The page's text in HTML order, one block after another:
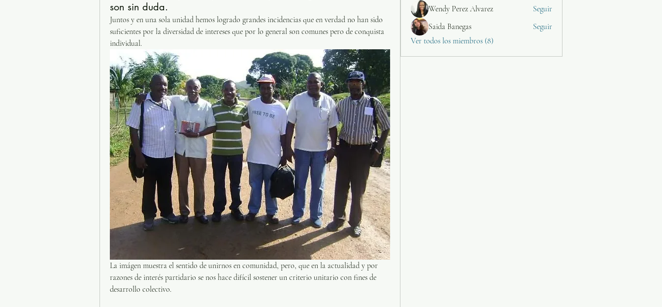
son sin duda.
Juntos y en una sola unidad hemos logrado grandes incidencias que en verdad no han sido
suficientes por la diversidad de intereses que por lo general son comunes pero de conquista
individual.
La imágen muestra el sentido de unirnos en comunidad, pero, que en la actualidad y por
razones de interés partidario se nos hace difícil sostener un criterio unitario con fines de
desarrollo colectivo.
Wendy Perez Alvarez
Seguir
Saida Banegas
Seguir
Ver todos los miembros (8)